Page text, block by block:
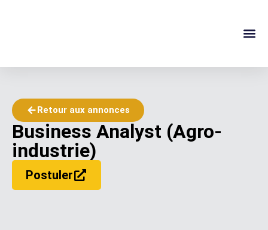
Retour aux annonces
Business Analyst (Agro-
industrie)
Postuler